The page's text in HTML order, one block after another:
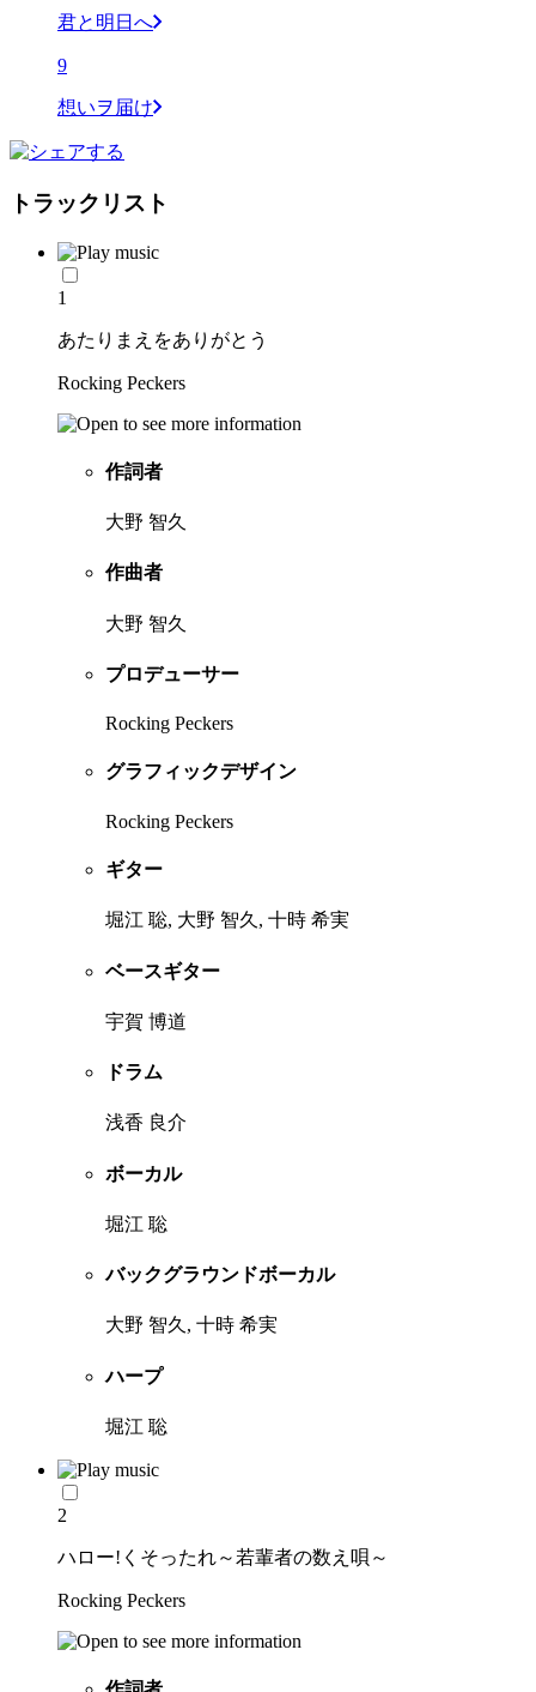
君と明日へ
9
想いヲ届け
トラックリスト
1
あたりまえをありがとう
Rocking Peckers
作詞者
大野 智久
作曲者
大野 智久
プロデューサー
Rocking Peckers
グラフィックデザイン
Rocking Peckers
ギター
堀江 聡, 大野 智久, 十時 希実
ベースギター
宇賀 博道
ドラム
浅香 良介
ボーカル
堀江 聡
バックグラウンドボーカル
大野 智久, 十時 希実
ハープ
堀江 聡
2
ハロー!くそったれ～若輩者の数え唄～
Rocking Peckers